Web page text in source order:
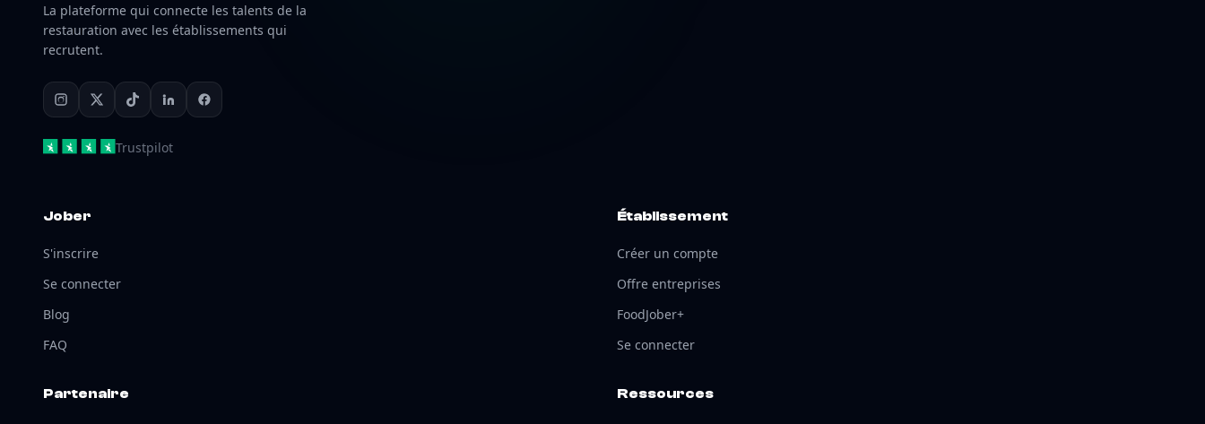
La plateforme qui connecte les talents de la
restauration avec les établissements qui
recrutent.
Trustpilot
Jober
S'inscrire
Se connecter
Blog
FAQ
Établissement
Créer un compte
Offre entreprises
FoodJober+
Se connecter
Partenaire Ressources